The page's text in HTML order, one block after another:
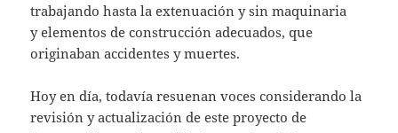
trabajando hasta la extenuación y sin maquinaria
y elementos de construcción adecuados, que
originaban accidentes y muertes.
Hoy en día, todavía resuenan voces considerando la
revisión y actualización de este proyecto de